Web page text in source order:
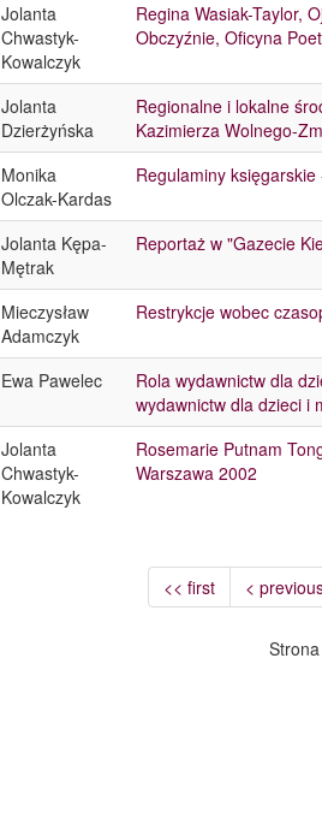
Jolanta
Chwastyk-
Kowalczyk
Regina Wasiak-Taylor,
Obczyźnie, Oficyna
Jolanta
Dzierżyńska
Regionalne i lokalne
Kazimierza Wolnego-
Monika
Olczak-Kardas
Regulaminy
Jolanta Kępa-
Mętrak
Reportaż w "Gazecie
Mieczysław
Adamczyk
Restrykcje wobec
Ewa Pawelec
Rola wydawnictw dla
wydawnictw dla dzieci i
Jolanta
Chwastyk-
Kowalczyk
Rosemarie Putnam
Warszawa 2002
<< first <